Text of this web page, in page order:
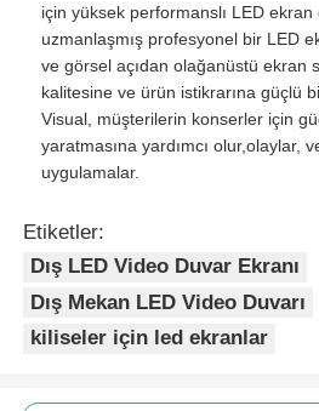
için yüksek performanslı LED
uzmanlaşmış profesyonel bir LED
ve görsel açıdan olağanüstü ekran
kalitesine ve ürün istikrarına güçlü
Visual, müşterilerin konserler için
yaratmasına yardımcı olur,olaylar,
uygulamalar.
Etiketler:
Dış LED Video Duvar Ekranı
Dış Mekan LED Video Duvarı
kiliseler için led ekranlar